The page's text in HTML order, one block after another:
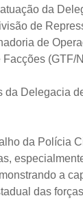
da
de
de
(GTF/
da Delegacia
da Polícia
a
das